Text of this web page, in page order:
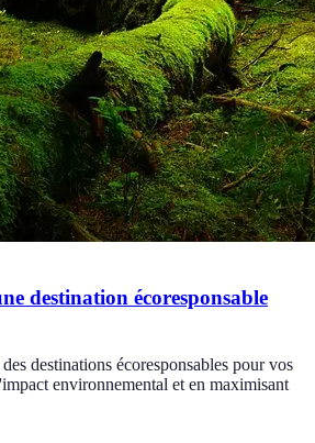
destination écoresponsable
destinations écoresponsables pour vos
environnemental et en maximisant